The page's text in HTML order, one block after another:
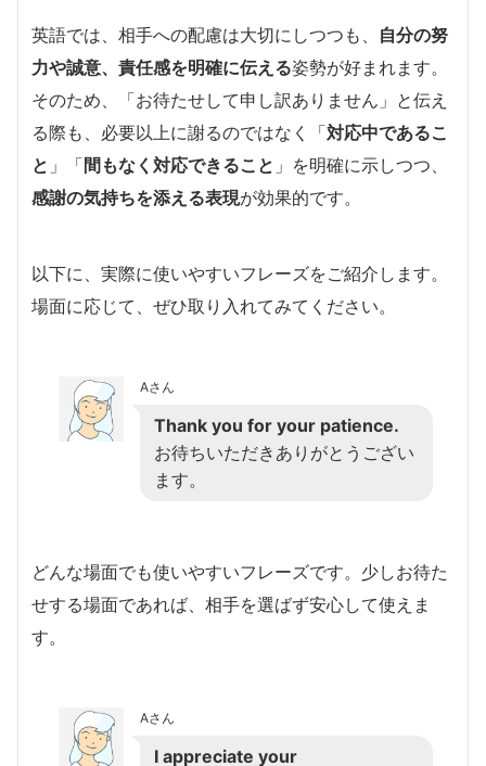
英語では、相手への配慮は大切にしつつも、 自分の努
力や誠意、責任感を明確に伝える姿勢が好まれます。
そのため、「お待たせして申し訳ありません」と伝え
る際も、必要以上に謝るのではなく「対応中であるこ
と 」「間もなく対応できること 」を明確に示しつつ、
感謝の気持ちを添える表現が効果的です。
以下に、実際に使いやすいフレーズをご紹介します。
場面に応じて、ぜひ取り入れてみてください。
Aさん
Thank you for your patience.
お待ちいただきありがとうござい
ます。
どんな場面でも使いやすいフレーズです。少しお待た
せする場面であれば、相手を選ばず安心して使えま
す。
Aさん
I appreciate your